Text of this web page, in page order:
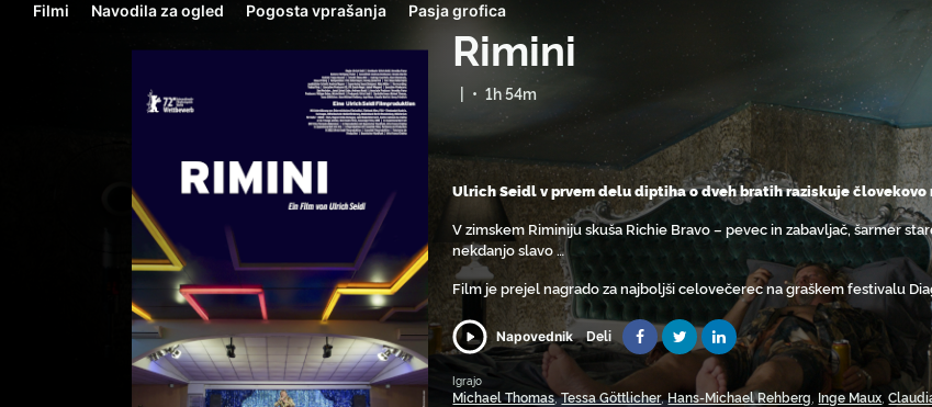
Filmi Navodila za ogled Pogosta vprašanja Pasja grofica
Rimini
| • 1h 54m
Ulrich Seidl v prvem delu diptiha o dveh bratih raziskuje
V zimskem Riminiju skuša Richie Bravo – pevec in zabavljač, šarmer
nekdanjo slavo …
Film je prejel nagrado za najboljši celovečerec na graškem festivalu
Napovednik Deli
Igrajo
Michael Thomas,Tessa Göttlicher,Hans-Michael Rehberg Inge Maux ,